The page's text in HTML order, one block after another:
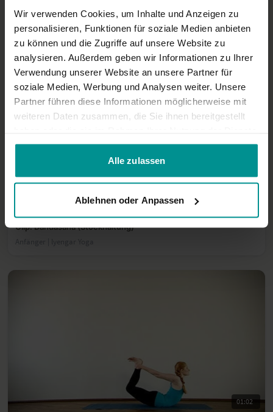
Wir verwenden Cookies, um Inhalte und Anzeigen zu
personalisieren, Funktionen für soziale Medien anbieten
zu können und die Zugriffe auf unsere Website zu
analysieren. Außerdem geben wir Informationen zu Ihrer
Verwendung unserer Website an unsere Partner für
soziale Medien, Werbung und Analysen weiter. Unsere
Partner führen diese Informationen möglicherweise mit
weiteren Daten zusammen, die Sie ihnen bereitgestellt
gesammelt haben.
Alle zulassen
Ablehnen oder Anpassen
Clip: Janu Sirsasana (Knie-Kopf-Haltung)
Mittelstufe-Yogi | lyengar Yoga
Marina Pagel
Clip: Dandasana (Stockhaltung)
01:02